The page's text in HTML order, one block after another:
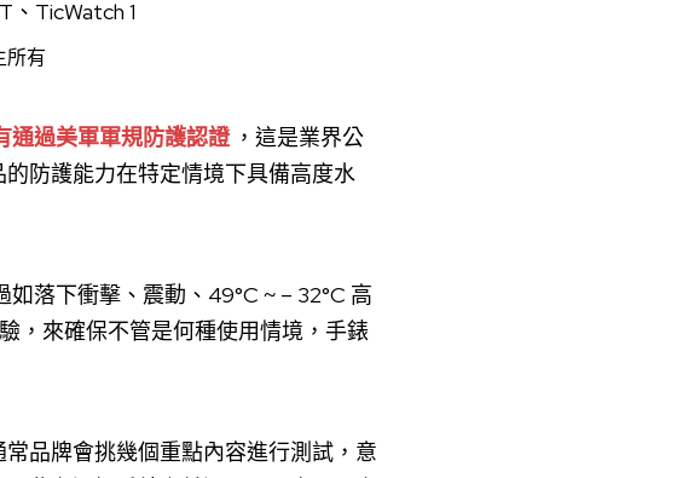
所有
通過美軍軍規防護認證 ，這是業界公
防護能力在特定情境下具備高度水
如落下衝擊、震動、49°C ~ – 32°C 高
，來確保不管是何種使用情境，手錶
品牌會挑幾個重點內容進行測試，意